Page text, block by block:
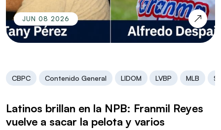
JUN 08 2026
CBPC Contenido General LIDOM LVBP MLB
Latinos brillan en la NPB: Franmil Reyes
vuelve a sacar la pelota y varios